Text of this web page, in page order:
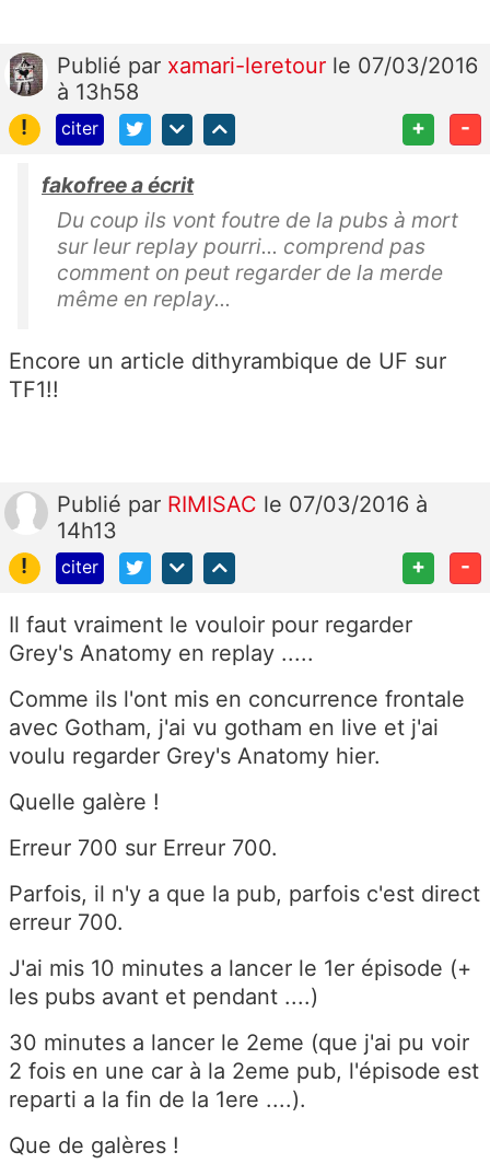
Publié par xamari-leretour le 07/03/2016
à 13h58
!
citer + -
fakofree a écrit
Du coup ils vont foutre de la pubs à mort
sur leur replay pourri... comprend pas
comment on peut regarder de la merde
même en replay...
Encore un article dithyrambique de UF sur
TF1!!
Publié par RIMISAC le 07/03/2016 à
14h13
!
citer + -
Il faut vraiment le vouloir pour regarder
Grey's Anatomy en replay .....
Comme ils l'ont mis en concurrence frontale
avec Gotham, j'ai vu gotham en live et j'ai
voulu regarder Grey's Anatomy hier.
Quelle galère !
Erreur 700 sur Erreur 700.
Parfois, il n'y a que la pub, parfois c'est direct
erreur 700.
J'ai mis 10 minutes a lancer le 1er épisode (+
les pubs avant et pendant ....)
30 minutes a lancer le 2eme (que j'ai pu voir
2 fois en une car à la 2eme pub, l'épisode est
reparti a la fin de la 1ere ....).
Que de galères !